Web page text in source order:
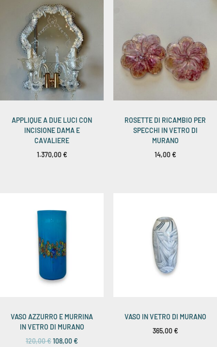
APPLIQUE A DUE LUCI CON
INCISIONE DAMA E
CAVALIERE
1.370,00€
ROSETTE DI RICAMBIO PER
SPECCHI IN VETRO DI
MURANO
14,00€
VASO AZZURRO E MURRINA
IN VETRO DI MURANO
120,00€108,00€
VASO IN VETRO DI MURANO
365,00€